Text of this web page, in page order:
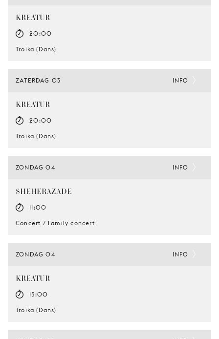
KREATUR
20:00
Troika (Dans)
ZATERDAG 03
KREATUR
20:00
Troika (Dans)
INFO
ZONDAG 04
SHEHERAZADE
11:00
Concert / Family concert
INFO
ZONDAG 04
KREATUR
15:00
Troika (Dans)
INFO